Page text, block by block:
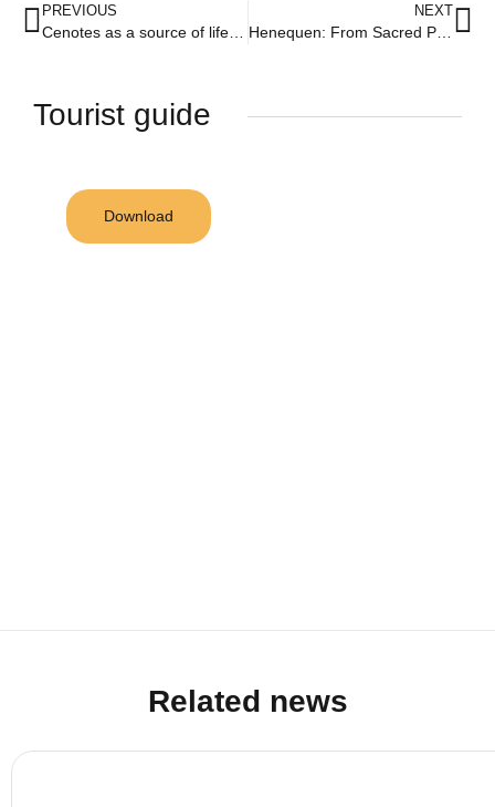
PREVIOUS NEXT
Henequen: From Sacred Plant to Economic Engine in Yucatan's History
Tourist guide
Download
Related news